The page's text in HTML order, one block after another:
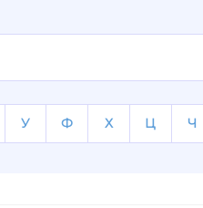
У Ф Х Ц Ч